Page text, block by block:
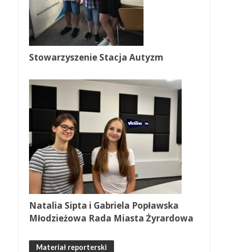
Stowarzyszenie Stacja Autyzm
Natalia Sipta i Gabriela Popławska
Młodzieżowa Rada Miasta Żyrardowa
Materiał reporterski